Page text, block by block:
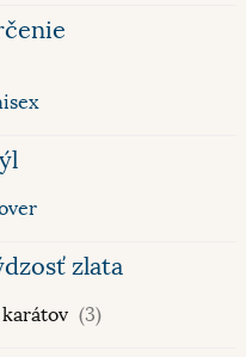
zlata
karátov (3)